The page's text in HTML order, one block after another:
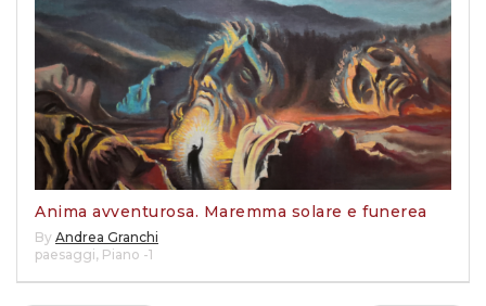
Anima avventurosa. Maremma solare e funerea
By Andrea Granchi
paesaggi, Piano -1